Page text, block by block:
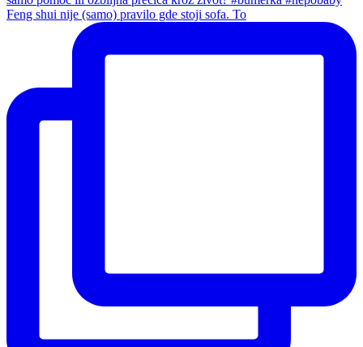
Feng shui nije (samo) pravilo gde stoji sofa. To